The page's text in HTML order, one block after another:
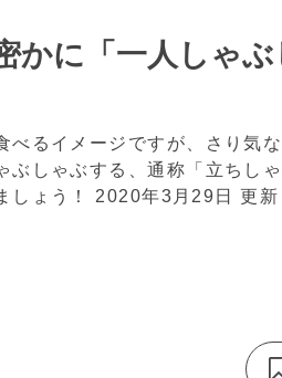
かに「一人しゃ
るイメージですが、さり気
しゃぶする、通称「立ちし
しょう！ 2020年3月29日 更新